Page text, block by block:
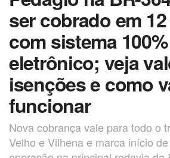
ser cobrado em
com sistema 100%
eletrônico; veja
isenções e como
funcionar
Nova cobrança vale para todo o
Velho e Vilhena e marca início